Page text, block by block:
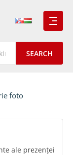
foto
ale prezenței